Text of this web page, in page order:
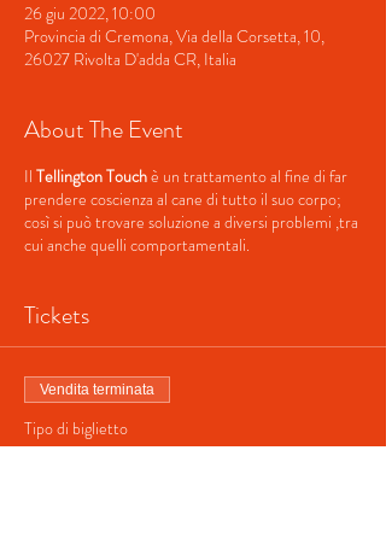
26 giu 2022, 10:00
Provincia di Cremona, Via della Corsetta, 10,
26027 Rivolta D'adda CR, Italia
About The Event
Il Tellington Touchè un trattamento al fine di far
prendere coscienza al cane di tutto il suo corpo;
così si può trovare soluzione a diversi problemi ,tra
cui anche quelli comportamentali.
Tickets
Vendita terminata
Tipo di biglietto